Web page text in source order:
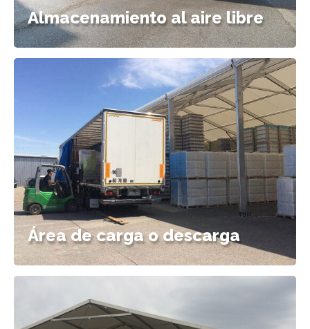
Almacenamiento al aire libre
Área de carga o descarga